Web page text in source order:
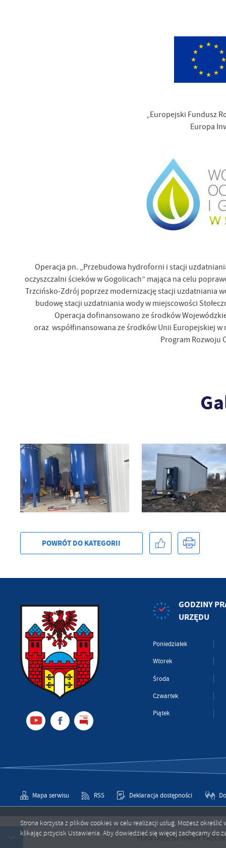
„Europejski Fundusz
Europa
Operacja pn. „Przebudowa hydroforni i stacji
oczyszczalni ścieków w Gogolicach” mająca na celu
Trzcińsko-Zdrój poprzez modernizację stacji uzdatniania
budowę stacji uzdatniania wody w miejscowości
Operacja dofinansowano ze środków
oraz współfinansowana ze środków Unii Europejskiej w
Program Rozwoju
POWRÓT DO KATEGORII
PLAN OGÓLNY GMINY TRZCIŃSKO-
GODZINY
URZĘDU
Poniedziałek
Wtorek
Środa
Czwartek
Piątek
Mapa serwisu RSS Deklaracja dostępności
Copyright by trzcinsko-zdroj.pl
Strona korzysta z plików cookies w celu realizacji usług. Możesz
klikając przycisk Ustawienia. Aby dowiedzieć się więcej zachęcamy do